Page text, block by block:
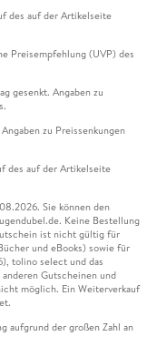
des auf der Artikelseite
Preisempfehlung (UVP) des
gesenkt. Angaben zu
zu Preissenkungen
des auf der Artikelseite
Sie können den
Keine Bestellung
ist nicht gültig für
und eBooks) sowie für
tolino select und das
Gutscheinen und
möglich. Ein Weiterverkauf
aufgrund der großen Zahl an